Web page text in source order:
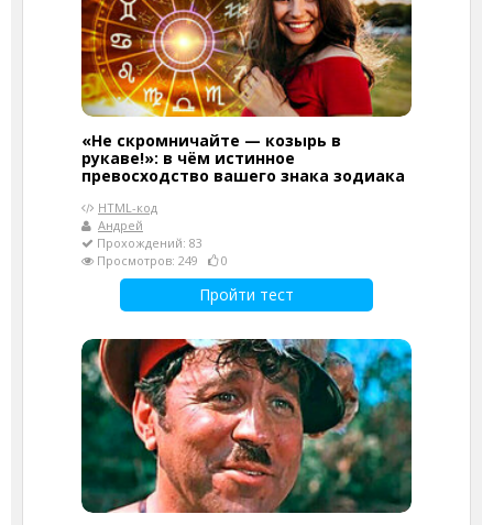
«Не скромничайте — козырь в
рукаве!»: в чём истинное
превосходство вашего знака зодиака
HTML-код
Андрей
Прохождений: 83
Просмотров: 249
0
Пройти тест